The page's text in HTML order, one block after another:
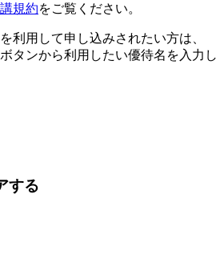
規約をご覧ください。
利用して申し込みされたい方は、
タンから利用したい優待名を入力し
する